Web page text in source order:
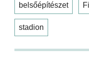
belsőépítészet
stadion